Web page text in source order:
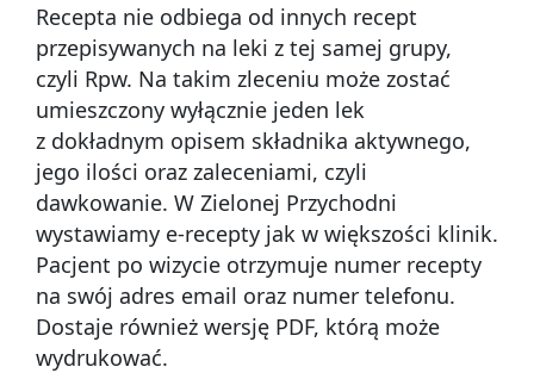
Recepta nie odbiega od innych recept
przepisywanych na leki z tej samej grupy,
czyli Rpw. Na takim zleceniu może zostać
umieszczony wyłącznie jeden lek
z dokładnym opisem składnika aktywnego,
jego ilości oraz zaleceniami, czyli
dawkowanie. W Zielonej Przychodni
wystawiamy e-recepty jak w większości klinik.
Pacjent po wizycie otrzymuje numer recepty
na swój adres email oraz numer telefonu.
Dostaje również wersję PDF, którą może
wydrukować.